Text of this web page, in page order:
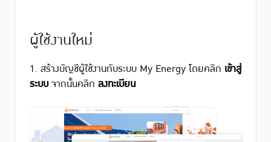
ผู้ใช้งานใหม่
1. สร้างบัญชีผู้ใช้งานกับระบบ My Energy โดยคลิก เข้าสู่
ระบบจากนั้นคลิก ลงทะเบียน